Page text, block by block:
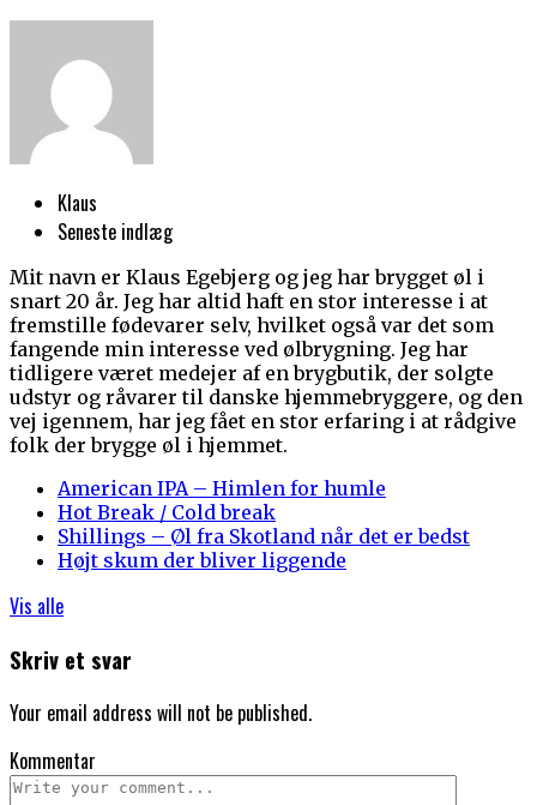
Klaus
Seneste indlæg
Mit navn er Klaus Egebjerg og jeg har brygget øl i
snart 20 år. Jeg har altid haft en stor interesse i at
fremstille fødevarer selv, hvilket også var det som
fangende min interesse ved ølbrygning. Jeg har
tidligere været medejer af en brygbutik, der solgte
udstyr og råvarer til danske hjemmebryggere, og den
vej igennem, har jeg fået en stor erfaring i at rådgive
folk der brygge øl i hjemmet.
American IPA – Himlen for humle
Hot Break / Cold break
Shillings – Øl fra Skotland når det er bedst
Højt skum der bliver liggende
Vis alle
Skriv et svar
Your email address will not be published.
Kommentar